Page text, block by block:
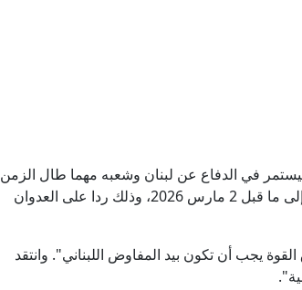
في حرب إيران؟
اتفاق وشيك مع مسقط
في الدفاع عن لبنان وشعبه مهما طال الزمن
وعظمت التضحيات"، مؤكدا أن" المقاومة لن تترك الميدان، وستحوله جحيما على إسرائيل، ولن تعود إلى ما قبل 2 مارس 2026، وذلك ردا على العدوان
يجب أن تكون بيد المفاوض اللبناني". وانتقد